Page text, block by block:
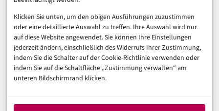
Klicken Sie unten, um den obigen Ausführungen zuzustimmen
oder eine detaillierte Auswahl zu treffen. Ihre Auswahl wird nur
auf diese Website angewendet. Sie können Ihre Einstellungen
jederzeit ändern, einschließlich des Widerrufs Ihrer Zustimmung,
indem Sie die Schalter auf der Cookie-Richtlinie verwenden oder
indem Sie auf die Schaltfläche „Zustimmung verwalten“ am
unteren Bildschirmrand klicken.
Magazin
Unsere Redaktion
Werbeformate & Media Kit
Rechtliches
Datenschutzerklärung (EU)